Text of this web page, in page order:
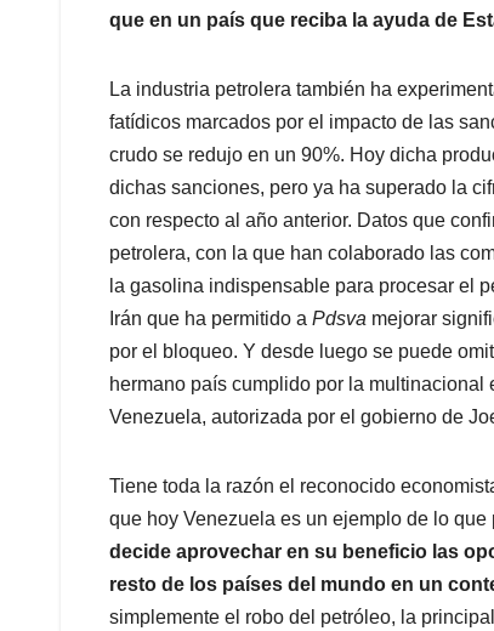
que en un país que reciba la ayuda de
La industria petrolera también ha
fatídicos marcados por el impacto de las
crudo se redujo en un 90%. Hoy dicha
dichas sanciones, pero ya ha superado la
con respecto al año anterior. Datos que
petrolera, con la que han colaborado las
la gasolina indispensable para procesar el
Irán que ha permitido a Pdsva mejorar
por el bloqueo. Y desde luego se puede
hermano país cumplido por la multinacional
Venezuela, autorizada por el gobierno de
Tiene toda la razón el reconocido
que hoy Venezuela es un ejemplo de lo que
decide aprovechar en su beneficio las
resto de los países del mundo en un
simplemente el robo del petróleo, la